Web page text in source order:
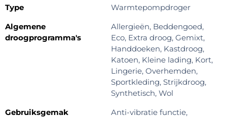
Type
Warmtepompdroger
Algemene
droogprogramma's
Allergieën, Beddengoed,
Eco, Extra droog, Gemixt,
Handdoeken, Kastdroog,
Katoen, Kleine lading, Kort,
Lingerie, Overhemden,
Sportkleding, Strijkdroog,
Synthetisch, Wol
Gebruiksgemak
Anti-vibratie functie,